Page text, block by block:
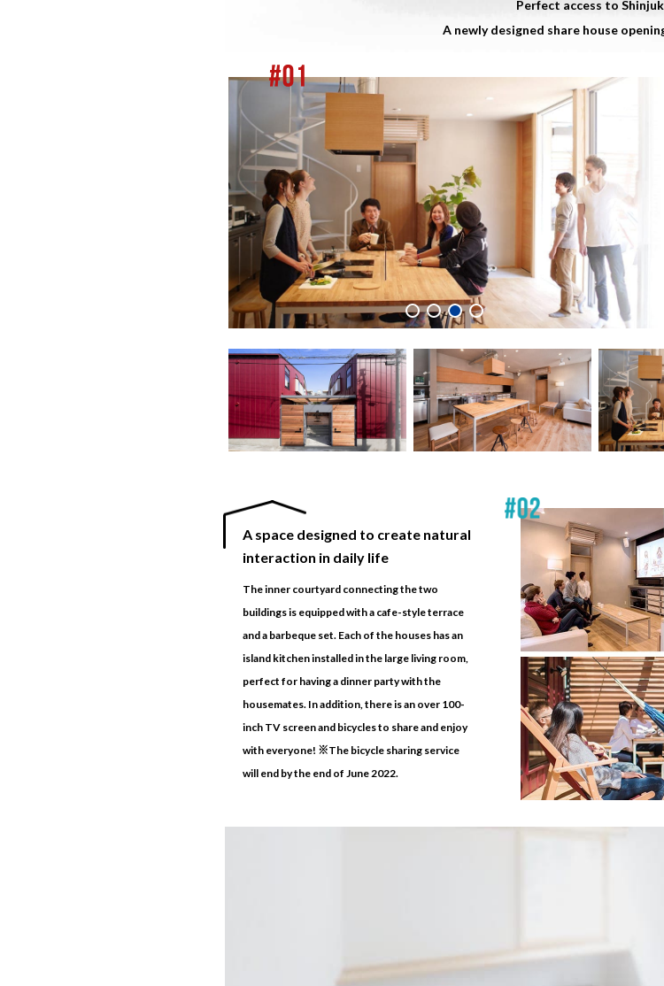
Perfect access to
A newly designed share house
A space designed to create natural
interaction in daily life
The inner courtyard connecting the two
buildings is equipped with a cafe-style terrace
and a barbeque set. Each of the houses has an
island kitchen installed in the large living room,
perfect for having a dinner party with the
housemates. In addition, there is an over 100-
inch TV screen and bicycles to share and enjoy
with everyone! ※The bicycle sharing service
will end by the end of June 2022.